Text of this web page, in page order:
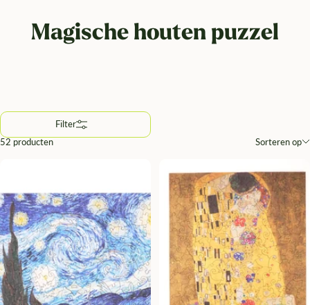
Magische houten puzzel
Filter
52 producten
Sorteren op